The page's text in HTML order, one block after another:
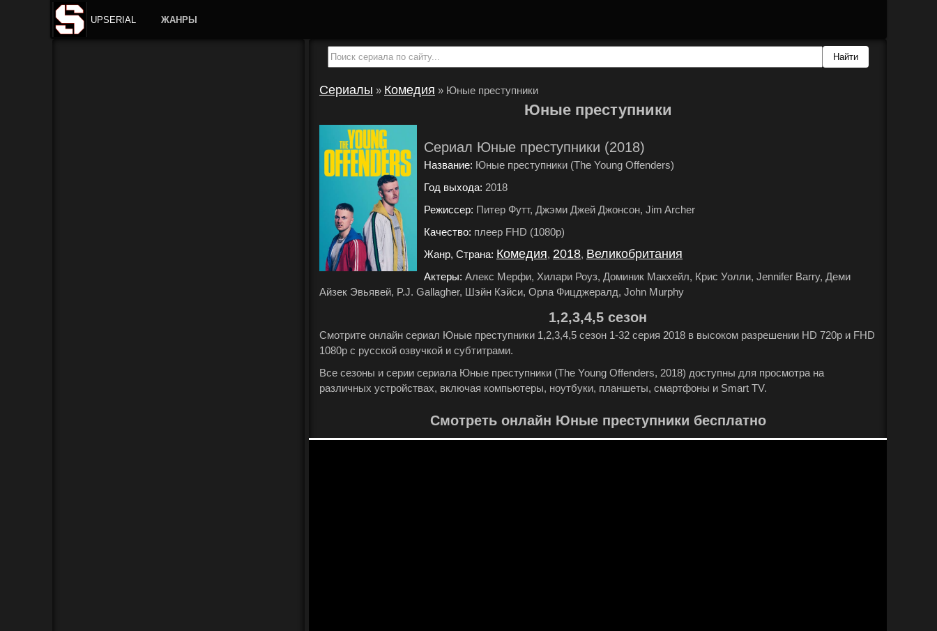
UPSERIAL ЖАНРЫ
Сериалы » Комедия » Юные преступники
Юные преступники
Сериал Юные преступники (2018)
Название: Юные преступники (The Young Offenders)
Год выхода: 2018
Режиссер: Питер Футт, Джэми Джей Джонсон, Jim Archer.
Качество: плеер FHD (1080p)
Жанр, Страна: Комедия, 2018, Великобритания
Актеры: Алекс Мерфи, Хилари Роуз, Доминик Макхейл, Крис Уолли, Jennifer Barry, Деми
Айзек Эвьявей, P.J. Gallagher, Шэйн Кэйси, Орла Фицджералд, John Murphy.
1,2,3,4,5 сезон
Смотрите онлайн сериал Юные преступники 1,2,3,4,5 сезон 1-32 серия 2018 в высоком разрешении HD 720p и FHD
1080p с русской озвучкой и субтитрами.
Все сезоны и серии сериала Юные преступники (The Young Offenders, 2018) доступны для просмотра на
различных устройствах, включая компьютеры, ноутбуки, планшеты, смартфоны и Smart TV.
Смотреть онлайн Юные преступники бесплатно